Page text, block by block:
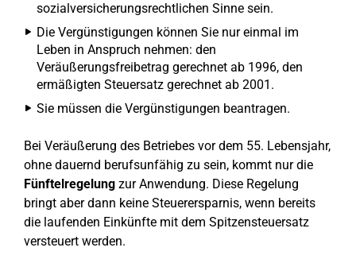
sozialversicherungsrechtlichen Sinne sein.
Die Vergünstigungen können Sie nur einmal im
Leben in Anspruch nehmen: den
Veräußerungsfreibetrag gerechnet ab 1996, den
ermäßigten Steuersatz gerechnet ab 2001.
Sie müssen die Vergünstigungen beantragen.
Bei Veräußerung des Betriebes vor dem 55. Lebensjahr,
ohne dauernd berufsunfähig zu sein, kommt nur die
Fünftelregelung zur Anwendung. Diese Regelung
bringt aber dann keine Steuerersparnis, wenn bereits
die laufenden Einkünfte mit dem Spitzensteuersatz
versteuert werden.